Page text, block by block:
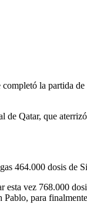
la partida
Qatar, que
464.000 dosis de
esta vez 768.000
para